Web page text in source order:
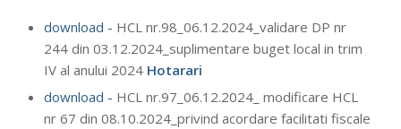
download - HCL nr.98_06.12.2024_validare DP nr
244 din 03.12.2024_suplimentare buget local in trim
IV al anului 2024 Hotarari
download - HCL nr.97_06.12.2024_ modificare HCL
nr 67 din 08.10.2024_privind acordare facilitati fiscale